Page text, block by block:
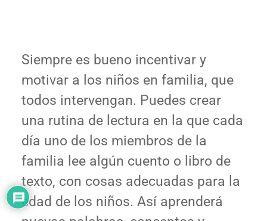
Siempre es bueno incentivar y
motivar a los niños en familia, que
todos intervengan. Puedes crear
una rutina de lectura en la que cada
día uno de los miembros de la
familia lee algún cuento o libro de
texto, con cosas adecuadas para la
edad de los niños. Así aprenderá